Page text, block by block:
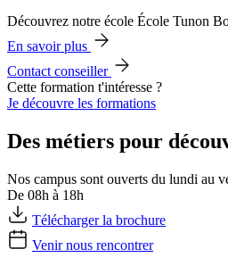
Découvrez notre école École Tunon
En savoir plus
Contact conseiller
Cette formation t'intéresse ?
Je découvre les formations
Des métiers pour
Nos campus sont ouverts du lundi au
De 08h à 18h
Télécharger la brochure
Venir nous rencontrer